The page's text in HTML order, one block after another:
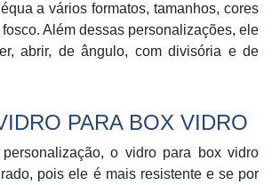
a vários formatos, tamanhos, cores
Além dessas personalizações, ele
abrir, de ângulo, com divisória e de
PARA BOX VIDRO
personalização, o vidro para box vidro
pois ele é mais resistente e se por